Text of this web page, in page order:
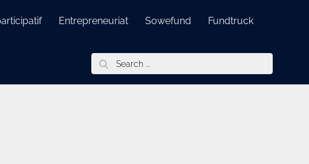
Entrepreneuriat Sowefund Fundtruck
Search
for: